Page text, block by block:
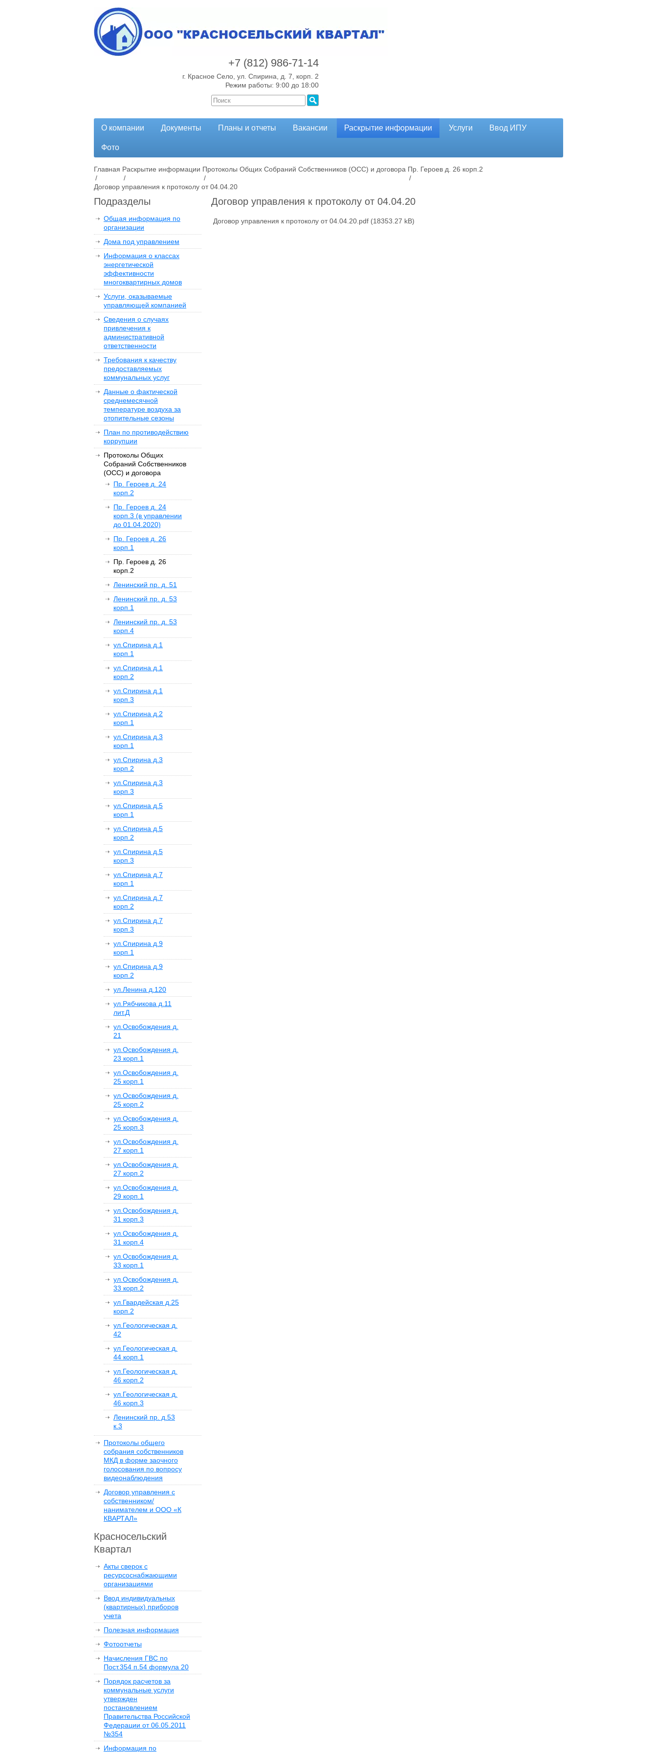
+7 (812) 986-71-14
г. Красное Село, ул. Спирина, д. 7, корп. 2
Режим работы: 9:00 до 18:00
О компании Документы Планы и отчеты Вакансии Раскрытие информации Услуги Ввод ИПУ
Фото
Главная
/
Раскрытие информации
/
Протоколы Общих Собраний Собственников (ОСС) и договора
/
Пр. Героев д. 26 корп.2
/
Договор управления к протоколу от 04.04.20
Подразделы
Общая информация по
организации
Дома под управлением
Информация о классах
энергетической
эффективности
многоквартирных домов
Услуги, оказываемые
управляющей компанией
Сведения о случаях
привлечения к
административной
ответственности
Требования к качеству
предоставляемых
коммунальных услуг
Данные о фактической
среднемесячной
температуре воздуха за
отопительные сезоны
План по противодействию
коррупции
Протоколы Общих
Собраний Собственников
(ОСС) и договора
Пр. Героев д. 24
корп.2
Пр. Героев д. 24
корп.3 (в управлении
до 01.04.2020)
Пр. Героев д. 26
корп.1
Пр. Героев д. 26
корп.2
Ленинский пр. д. 51
Ленинский пр. д. 53
корп.1
Ленинский пр. д. 53
корп.4
ул.Спирина д.1
корп.1
ул.Спирина д.1
корп.2
ул.Спирина д.1
корп.3
ул.Спирина д.2
корп.1
ул.Спирина д.3
корп.1
ул.Спирина д.3
корп.2
ул.Спирина д.3
корп.3
ул.Спирина д.5
корп.1
ул.Спирина д.5
корп.2
ул.Спирина д.5
корп.3
ул.Спирина д.7
корп.1
ул.Спирина д.7
корп.2
ул.Спирина д.7
корп.3
ул.Спирина д.9
корп.1
ул.Спирина д.9
корп.2
ул.Ленина д.120
ул.Рябчикова д.11
лит.Д
ул.Освобождения д.
21
ул.Освобождения д.
23 корп.1
ул.Освобождения д.
25 корп.1
ул.Освобождения д.
25 корп.2
ул.Освобождения д.
25 корп.3
ул.Освобождения д.
27 корп.1
ул.Освобождения д.
27 корп.2
ул.Освобождения д.
29 корп.1
ул.Освобождения д.
31 корп.3
ул.Освобождения д.
31 корп.4
ул.Освобождения д.
33 корп.1
ул.Освобождения д.
33 корп.2
ул.Гвардейская д.25
корп.2
ул.Геологическая д.
42
ул.Геологическая д.
44 корп.1
ул.Геологическая д.
46 корп.2
ул.Геологическая д.
46 корп.3
Ленинский пр. д.53
к.3
Протоколы общего
собрания собственников
МКД в форме заочного
голосования по вопросу
видеонаблюдения
Договор управления с
собственником/
нанимателем и ООО «К
КВАРТАЛ»
Красносельский
Квартал
Акты сверок с
ресурсоснабжающими
организациями
Ввод индивидуальных
(квартирных) приборов
учета
Полезная информация
Фотоотчеты
Начисления ГВС по
Пост.354 п.54 формула 20
Порядок расчетов за
коммунальные услуги
утвержден
постановлением
Правительства Российской
Федерации от 06.05.2011
№354
Информация по
Договор управления к протоколу от 04.04.20
Договор управления к протоколу от 04.04.20.pdf (18353.27 kB)